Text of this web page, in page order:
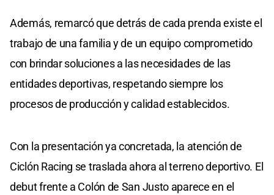
Además, remarcó que detrás de cada prenda existe el
trabajo de una familia y de un equipo comprometido
con brindar soluciones a las necesidades de las
entidades deportivas, respetando siempre los
procesos de producción y calidad establecidos.
Con la presentación ya concretada, la atención de
Ciclón Racing se traslada ahora al terreno deportivo. El
debut frente a Colón de San Justo aparece en el